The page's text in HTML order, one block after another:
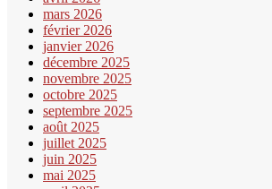
mars 2026
février 2026
janvier 2026
décembre 2025
novembre 2025
octobre 2025
septembre 2025
août 2025
juillet 2025
juin 2025
mai 2025